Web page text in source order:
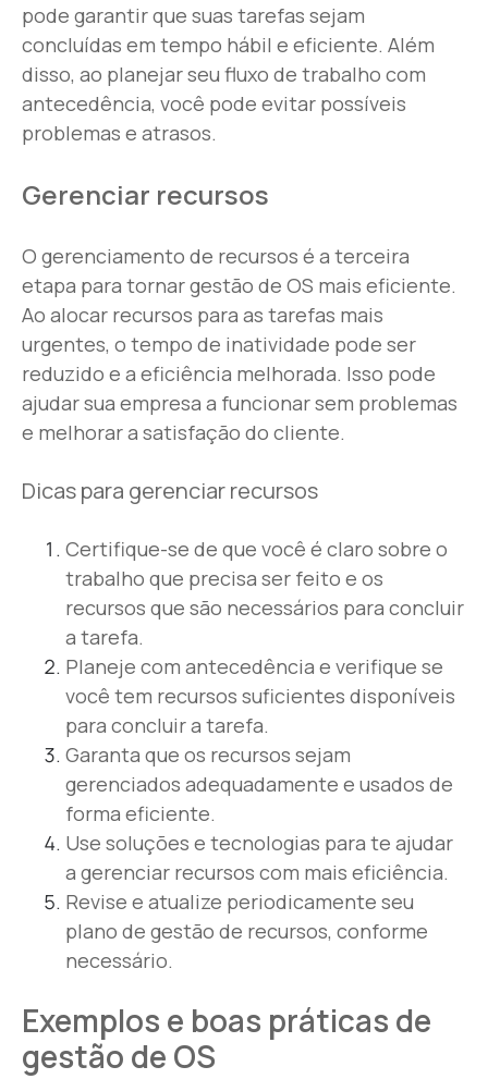
pode garantir que suas tarefas sejam
concluídas em tempo hábil e eficiente. Além
disso, ao planejar seu fluxo de trabalho com
antecedência, você pode evitar possíveis
problemas e atrasos.
Gerenciar recursos
O gerenciamento de recursos é a terceira
etapa para tornar gestão de OS mais eficiente.
Ao alocar recursos para as tarefas mais
urgentes, o tempo de inatividade pode ser
reduzido e a eficiência melhorada. Isso pode
ajudar sua empresa a funcionar sem problemas
e melhorar a satisfação do cliente.
Dicas para gerenciar recursos
Certifique-se de que você é claro sobre o
trabalho que precisa ser feito e os
recursos que são necessários para concluir
a tarefa.
Planeje com antecedência e verifique se
você tem recursos suficientes disponíveis
para concluir a tarefa.
Garanta que os recursos sejam
gerenciados adequadamente e usados de
forma eficiente.
Use soluções e tecnologias para te ajudar
a gerenciar recursos com mais eficiência.
Revise e atualize periodicamente seu
plano de gestão de recursos, conforme
necessário.
Exemplos e boas práticas de
gestão de OS